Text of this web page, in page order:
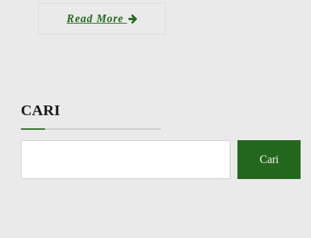
Read More
CARI
Cari